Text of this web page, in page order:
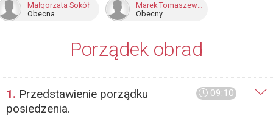
Małgorzata Sokół
Obecna
Marek Tomaszewski
Obecny
Porządek obrad
09:10
1. Przedstawienie porządku
posiedzenia.